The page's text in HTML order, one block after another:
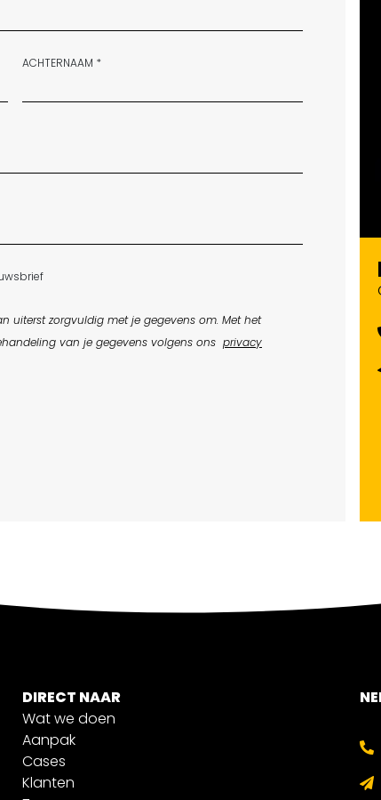
ACHTERNAAM *
uiterst zorgvuldig met je gegevens om. Met het
van je gegevens volgens ons privacy
DIRECT NAAR
Wat we doen
Aanpak
Cases
Klanten